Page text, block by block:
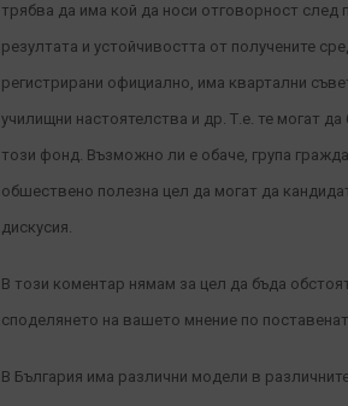
трябва да има кой да носи отговорност след
резултата и устойчивостта от получените
регистрирани официално, има квартални
училищни настоятелства и др. Т.е. те могат
този фонд. Възможно ли е обаче, група
обшествено полезна цел да могат да
дискусия.
В този коментар нямам за цел да бъда
споделянето на вашето мнение по
В България има различни модели в